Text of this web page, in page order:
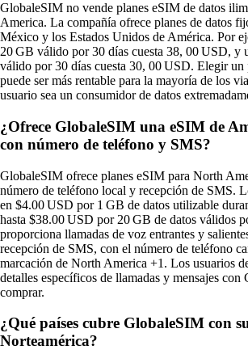
GlobaleSIM no vende planes eSIM de datos
America. La compañía ofrece planes de datos
México y los Estados Unidos de América. Por
20 GB válido por 30 días cuesta 38, 00 USD, y
válido por 30 días cuesta 30, 00 USD. Elegir un
puede ser más rentable para la mayoría de los
usuario sea un consumidor de datos
¿Ofrece GlobaleSIM una eSIM de
con número de teléfono y SMS?
GlobaleSIM ofrece planes eSIM para North
número de teléfono local y recepción de SMS.
en $4.00 USD por 1 GB de datos utilizable
hasta $38.00 USD por 20 GB de datos válidos
proporciona llamadas de voz entrantes y
recepción de SMS, con el número de teléfono
marcación de North America +1. Los usuarios
detalles específicos de llamadas y mensajes con
comprar.
¿Qué países cubre GlobaleSIM con
Norteamérica?